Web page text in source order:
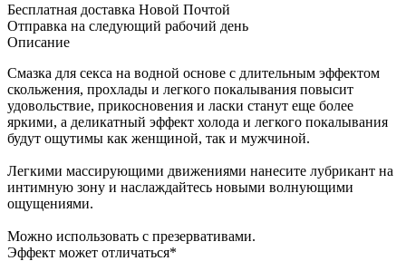
Бесплатная доставка Новой Почтой
Отправка на следующий рабочий день
Описание
Смазка для секса на водной основе с длительным эффектом
скольжения, прохлады и легкого покалывания повысит
удовольствие, прикосновения и ласки станут еще более
яркими, а деликатный эффект холода и легкого покалывания
будут ощутимы как женщиной, так и мужчиной.
Легкими массирующими движениями нанесите лубрикант на
интимную зону и наслаждайтесь новыми волнующими
ощущениями.
Можно использовать с презервативами.
Эффект может отличаться*